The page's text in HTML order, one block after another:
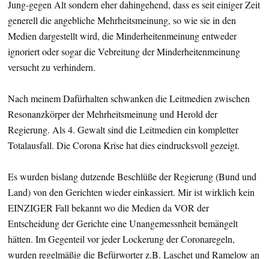
Jung-gegen Alt sondern eher dahingehend, dass es seit einiger Zeit
generell die angebliche Mehrheitsmeinung, so wie sie in den
Medien dargestellt wird, die Minderheitenmeinung entweder
ignoriert oder sogar die Vebreitung der Minderheitenmeinung
versucht zu verhindern.
Nach meinem Dafürhalten schwanken die Leitmedien zwischen
Resonanzkörper der Mehrheitsmeinung und Herold der
Regierung. Als 4. Gewalt sind die Leitmedien ein kompletter
Totalausfall. Die Corona Krise hat dies eindrucksvoll gezeigt.
Es wurden bislang dutzende Beschlüße der Regierung (Bund und
Land) von den Gerichten wieder einkassiert. Mir ist wirklich kein
EINZIGER Fall bekannt wo die Medien da VOR der
Entscheidung der Gerichte eine Unangemessnheit bemängelt
hätten. Im Gegenteil vor jeder Lockerung der Coronaregeln,
wurden regelmäßig die Befürworter z.B. Laschet und Ramelow an